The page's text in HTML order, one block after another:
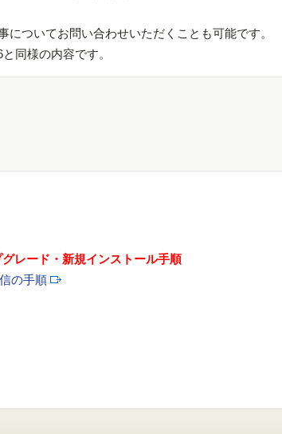
ついてお問い合わせいただくことも可能です。
同様の内容です。
レード・新規インストール手順
の手順